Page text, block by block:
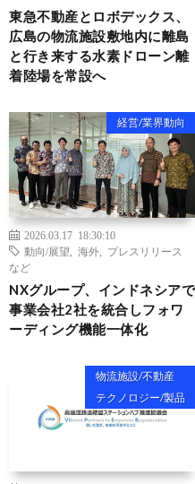
東急不動産とロボデックス、
広島の物流施設敷地内に離島
と行き来する水素ドローン離
着陸場を常設へ
経営/業界動向
2026.03.17 18:30:10
動向/展望
海外
プレスリリース
など
NXグループ、インドネシアで
事業会社2社を統合しフォワ
ーディング機能一体化
物流施設/不動産
テクノロジー/製品